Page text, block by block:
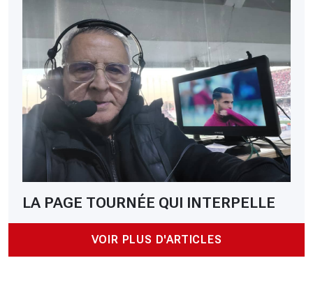
LA PAGE TOURNÉE QUI INTERPELLE
VOIR PLUS D'ARTICLES